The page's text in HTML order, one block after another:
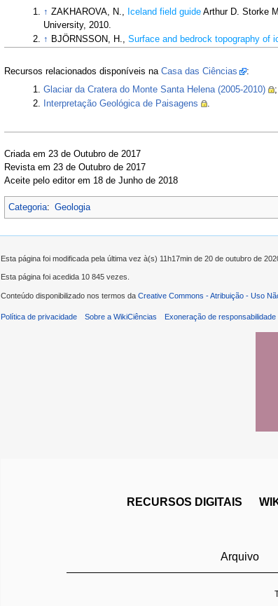
↑ ZAKHAROVA, N., Iceland field guideArthur D. Storke
University, 2010.
↑ BJÖRNSSON, H., Surface and bedrock topography of
Recursos relacionados disponíveis na Casa das Ciências
:
Glaciar da Cratera do Monte Santa Helena (2005-2010)
;
Interpretação Geológica de Paisagens
.
Criada em 23 de Outubro de 2017
Revista em 23 de Outubro de 2017
Aceite pelo editor em 18 de Junho de 2018
Categoria: Geologia
Esta página foi modificada pela última vez à(s) 11h17min de 20 de outubro de
Esta página foi acedida 10 845 vezes.
Conteúdo disponibilizado nos termos da Creative Commons - Atribuição - Uso
Política de privacidade Sobre a WikiCiências Exoneração de responsabilidade
RECURSOS DIGITAIS
Arquivo